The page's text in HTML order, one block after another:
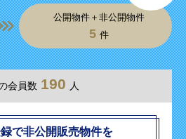
公開物件＋非公開物件
5 件
会員数 190 人
で非公開販売物件を